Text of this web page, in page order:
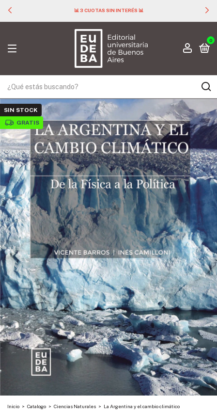
📊 3 CUOTAS SIN INTERÉS 📊
0
SIN STOCK
GRATIS
Inicio > Catalogo > Ciencias Naturales > La Argentina y el cambio climático